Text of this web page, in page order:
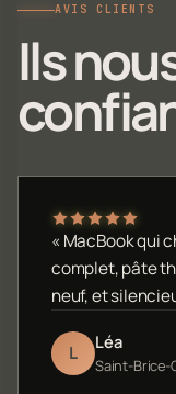
AVIS CLIENTS
Ils
« MacBook qui
complet, pâte
neuf, et
L Léa
Saint-Brice-